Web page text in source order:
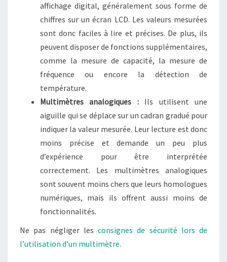
affichage digital, généralement sous forme de
chiffres sur un écran LCD. Les valeurs mesurées
sont donc faciles à lire et précises. De plus, ils
peuvent disposer de fonctions supplémentaires,
comme la mesure de capacité, la mesure de
fréquence ou encore la détection de
température.
Multimètres analogiques :Ils utilisent une
aiguille qui se déplace sur un cadran gradué pour
indiquer la valeur mesurée. Leur lecture est donc
moins précise et demande un peu plus
d’expérience pour être interprétée
correctement. Les multimètres analogiques
sont souvent moins chers que leurs homologues
numériques, mais ils offrent aussi moins de
fonctionnalités.
Ne pas négliger les consignes de sécurité lors de
l’utilisation d’un multimètre.